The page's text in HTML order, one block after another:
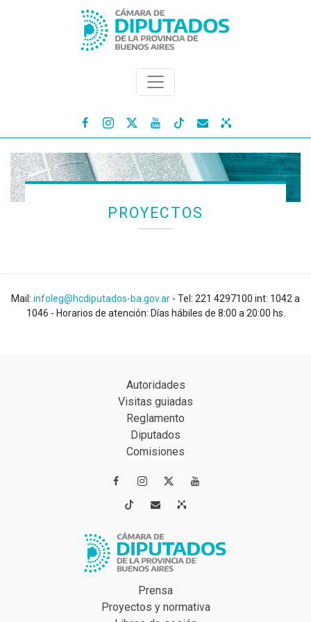
   
PROYECTOS
Mail: infoleg@hcdiputados-ba.gov.ar - Tel: 221 4297100 int: 1042 a
1046 - Horarios de atención: Días hábiles de 8:00 a 20:00 hs.
Autoridades
Visitas guiadas
Reglamento
Diputados
Comisiones
 
 
Prensa
Proyectos y normativa